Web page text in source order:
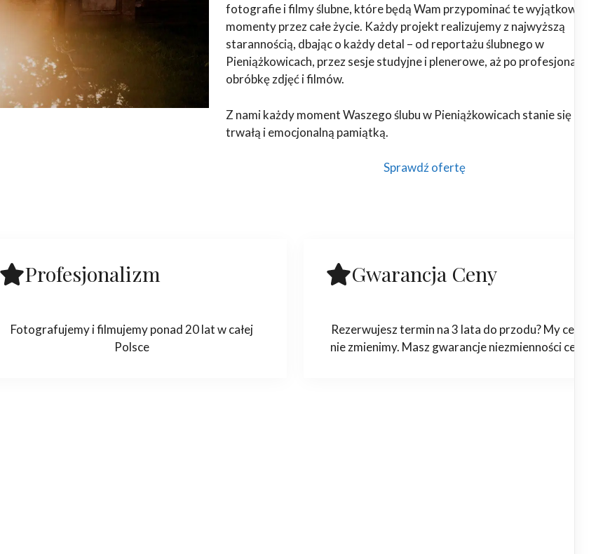
fotografie i filmy ślubne, które będą Wam przypominać te wyjątkowe
momenty przez całe życie. Każdy projekt realizujemy z najwyższą
starannością, dbając o każdy detal – od reportażu ślubnego w
Pieniążkowicach, przez sesje studyjne i plenerowe, aż po profesjonalną
obróbkę zdjęć i filmów.
Z nami każdy moment Waszego ślubu w Pieniążkowicach stanie się
trwałą i emocjonalną pamiątką.
Sprawdź ofertę
Profesjonalizm
Fotografujemy i filmujemy ponad 20 lat w całej
Polsce
Gwarancja Ceny
Rezerwujesz termin na 3 lata do przodu? My ceny
nie zmienimy. Masz gwarancje niezmienności ceny